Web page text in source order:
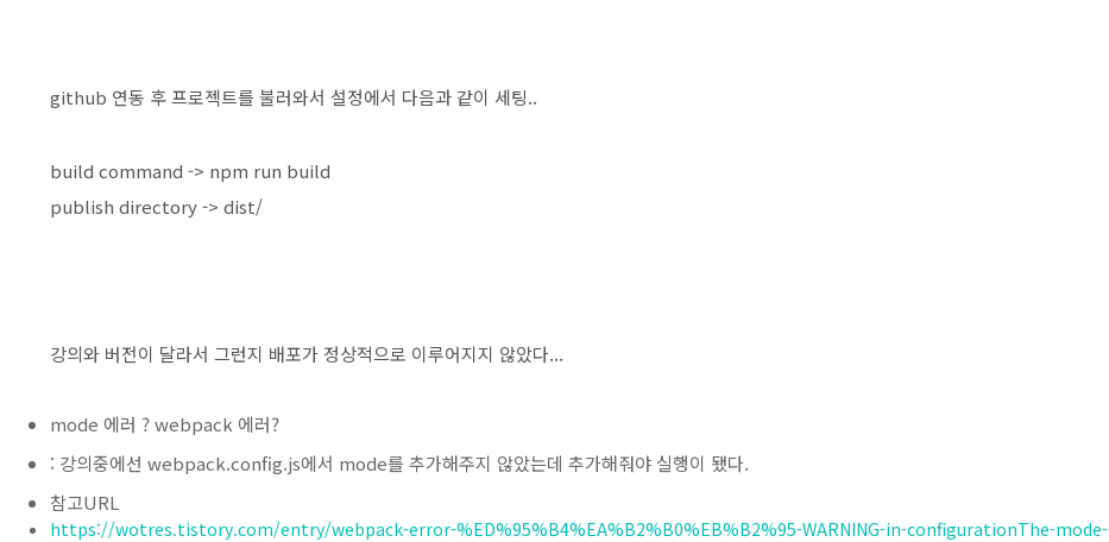
github 연동 후 프로젝트를 불러와서 설정에서 다음과 같이 세팅..
build command -> npm run build
publish directory -> dist/
강의와 버전이 달라서 그런지 배포가 정상적으로 이루어지지 않았다...
mode 에러 ? webpack 에러?
: 강의중에선 webpack.config.js에서 mode를 추가해주지 않았는데 추가해줘야 실행이 됐다.
참고URL
https://wotres.tistory.com/entry/webpack-error-%ED%95%B4%EA%B2%B0%EB%B2%95-WARNING-in-configurationThe-mode-